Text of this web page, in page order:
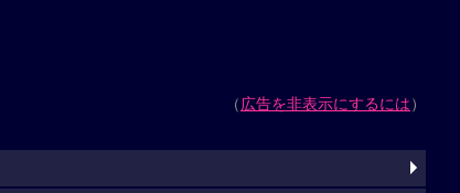
（広告を非表示にするには）